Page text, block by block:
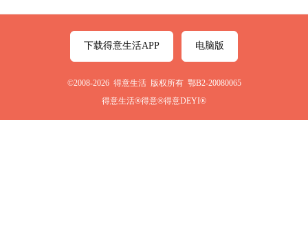
下载得意生活APP 电脑版
©2008-2026 得意生活 版权所有 鄂B2-20080065
得意生活®得意®得意DEYI®